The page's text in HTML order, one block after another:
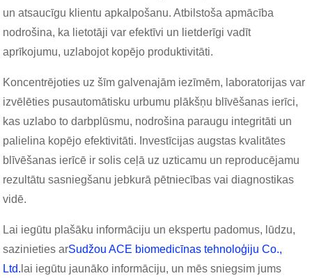
un atsaucīgu klientu apkalpošanu. Atbilstoša apmācība
nodrošina, ka lietotāji var efektīvi un lietderīgi vadīt
aprīkojumu, uzlabojot kopējo produktivitāti.
Koncentrējoties uz šīm galvenajām iezīmēm, laboratorijas var
izvēlēties pusautomātisku urbumu plākšņu blīvēšanas ierīci,
kas uzlabo to darbplūsmu, nodrošina paraugu integritāti un
palielina kopējo efektivitāti. Investīcijas augstas kvalitātes
blīvēšanas ierīcē ir solis ceļā uz uzticamu un reproducējamu
rezultātu sasniegšanu jebkurā pētniecības vai diagnostikas
vidē.
Lai iegūtu plašāku informāciju un ekspertu padomus, lūdzu,
sazinieties arSudžou ACE biomedicīnas tehnoloģiju Co.,
Ltd. lai iegūtu jaunāko informāciju, un mēs sniegsim jums